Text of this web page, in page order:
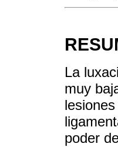
La
muy
poder